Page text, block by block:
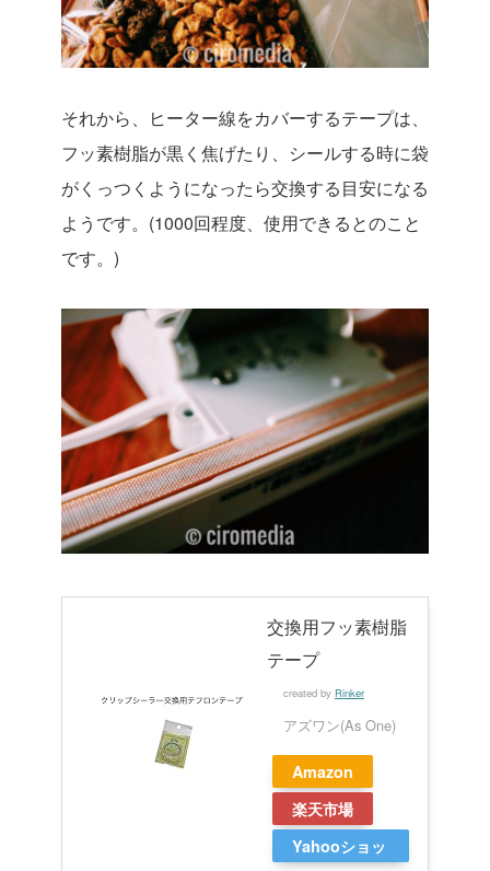
それから、ヒーター線をカバーするテープは、
フッ素樹脂が黒く焦げたり、シールする時に袋
がくっつくようになったら交換する目安になる
ようです。(1000回程度、使用できるとのこと
です。)
交換用フッ素樹脂
テープ
created by Rinker
アズワン(As One)
Amazon
楽天市場
Yahooショッ